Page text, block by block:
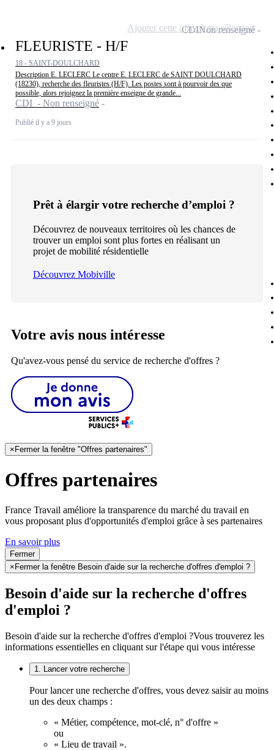
FLEURISTE - H/F
18 - SAINT-DOULCHARD
Description E. LECLERC Le centre E. LECLERC de SAINT DOULCHARD
(18230), recherche des fleuristes (H/F). Les postes sont à pourvoir des que
possible, alors rejoignez la première enseigne de grande...
CDI - Non renseigné
Publié il y a 9 jours
CDINon renseigné
Ajouter cette offre à ma sélection
Prêt à élargir votre recherche d’emploi ?
Découvrez de nouveaux territoires où les chances de
trouver un emploi sont plus fortes en réalisant un
projet de mobilité résidentielle
Découvrez Mobiville
Votre avis nous intéresse
Qu'avez-vous pensé du service de recherche d'offres ?
× Fermer la fenêtre "Offres partenaires"
Offres partenaires
France Travail améliore la transparence du marché du travail en
vous proposant plus d'opportunités d'emploi grâce à ses partenaires
En savoir plus
Fermer
× Fermer la fenêtre Besoin d'aide sur la recherche d'offres d'emploi ?
Besoin d'aide sur la recherche d'offres
d'emploi ?
Besoin d'aide sur la recherche d'offres d'emploi ?Vous trouverez les
informations essentielles en cliquant sur l'étape qui vous intéresse
1. Lancer votre recherche
Pour lancer une recherche d'offres, vous devez saisir au moins
un des deux champs :
« Métier, compétence, mot-clé, n° d'offre »
ou
« Lieu de travail ».